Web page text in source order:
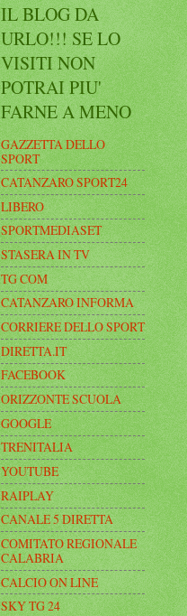
IL BLOG DA
URLO!!! SE LO
VISITI NON
POTRAI PIU'
FARNE A MENO
GAZZETTA DELLO
SPORT
CATANZARO SPORT24
LIBERO
SPORTMEDIASET
STASERA IN TV
TG COM
CATANZARO INFORMA
CORRIERE DELLO SPORT
DIRETTA.IT
FACEBOOK
ORIZZONTE SCUOLA
GOOGLE
TRENITALIA
YOUTUBE
RAIPLAY
CANALE 5 DIRETTA
COMITATO REGIONALE
CALABRIA
CALCIO ON LINE
SKY TG 24